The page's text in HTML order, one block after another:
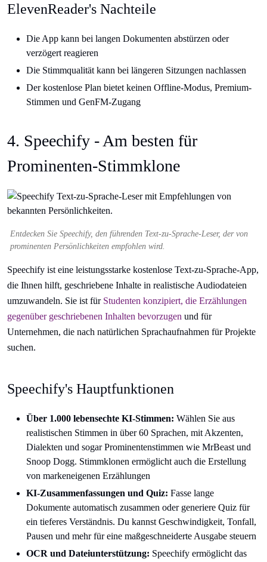
ElevenReader's Nachteile
Die App kann bei langen Dokumenten abstürzen oder
verzögert reagieren
Die Stimmqualität kann bei längeren Sitzungen nachlassen
Der kostenlose Plan bietet keinen Offline-Modus, Premium-
Stimmen und GenFM-Zugang
4. Speechify - Am besten für
Prominenten-Stimmklone
Entdecken Sie Speechify, den führenden Text-zu-Sprache-Leser, der von
prominenten Persönlichkeiten empfohlen wird.
Speechify ist eine leistungsstarke kostenlose Text-zu-Sprache-App,
die Ihnen hilft, geschriebene Inhalte in realistische Audiodateien
umzuwandeln. Sie ist für Studenten konzipiert, die Erzählungen
gegenüber geschriebenen Inhalten bevorzugen und für
Unternehmen, die nach natürlichen Sprachaufnahmen für Projekte
suchen.
Speechify's Hauptfunktionen
Über 1.000 lebensechte KI-Stimmen: Wählen Sie aus
realistischen Stimmen in über 60 Sprachen, mit Akzenten,
Dialekten und sogar Prominentenstimmen wie MrBeast und
Snoop Dogg. Stimmklonen ermöglicht auch die Erstellung
von markeneigenen Erzählungen
KI-Zusammenfassungen und Quiz: Fasse lange
Dokumente automatisch zusammen oder generiere Quiz für
ein tieferes Verständnis. Du kannst Geschwindigkeit, Tonfall,
Pausen und mehr für eine maßgeschneiderte Ausgabe steuern
OCR und Dateiunterstützung: Speechify ermöglicht das